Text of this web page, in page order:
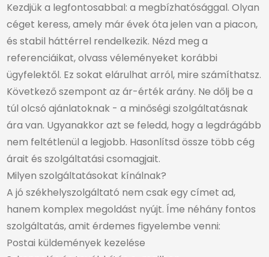
Kezdjük a legfontosabbal: a megbízhatósággal. Olyan
céget keress, amely már évek óta jelen van a piacon,
és stabil háttérrel rendelkezik. Nézd meg a
referenciáikat, olvass véleményeket korábbi
ügyfelektől. Ez sokat elárulhat arról, mire számíthatsz.
Következő szempont az ár-érték arány. Ne dőlj be a
túl olcsó ajánlatoknak - a minőségi szolgáltatásnak
ára van. Ugyanakkor azt se feledd, hogy a legdrágább
nem feltétlenül a legjobb. Hasonlítsd össze több cég
árait és szolgáltatási csomagjait.
Milyen szolgáltatásokat kínálnak?
A jó székhelyszolgáltató nem csak egy címet ad,
hanem komplex megoldást nyújt. Íme néhány fontos
szolgáltatás, amit érdemes figyelembe venni:
Postai küldemények kezelése